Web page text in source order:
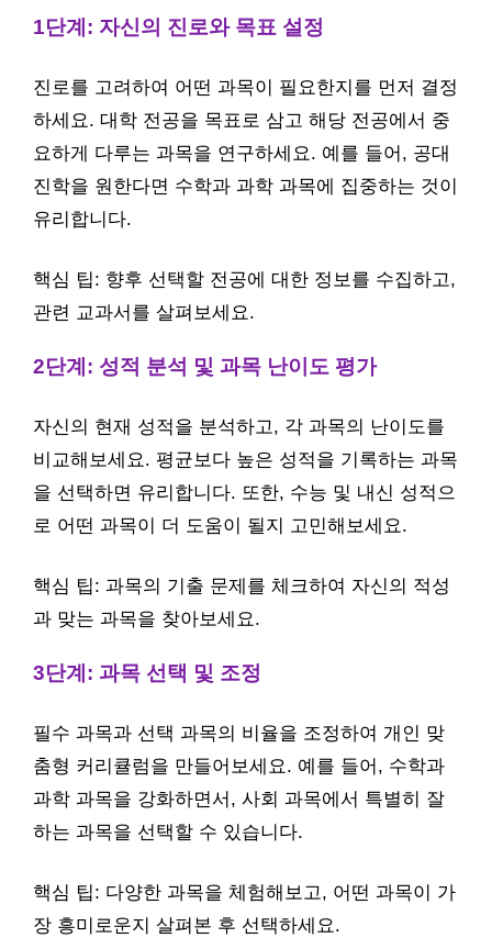
1단계: 자신의 진로와 목표 설정
진로를 고려하여 어떤 과목이 필요한지를 먼저 결정
하세요. 대학 전공을 목표로 삼고 해당 전공에서 중
요하게 다루는 과목을 연구하세요. 예를 들어, 공대
진학을 원한다면 수학과 과학 과목에 집중하는 것이
유리합니다.
핵심 팁: 향후 선택할 전공에 대한 정보를 수집하고,
관련 교과서를 살펴보세요.
2단계: 성적 분석 및 과목 난이도 평가
자신의 현재 성적을 분석하고, 각 과목의 난이도를
비교해보세요. 평균보다 높은 성적을 기록하는 과목
을 선택하면 유리합니다. 또한, 수능 및 내신 성적으
로 어떤 과목이 더 도움이 될지 고민해보세요.
핵심 팁: 과목의 기출 문제를 체크하여 자신의 적성
과 맞는 과목을 찾아보세요.
3단계: 과목 선택 및 조정
필수 과목과 선택 과목의 비율을 조정하여 개인 맞
춤형 커리큘럼을 만들어보세요. 예를 들어, 수학과
과학 과목을 강화하면서, 사회 과목에서 특별히 잘
하는 과목을 선택할 수 있습니다.
핵심 팁: 다양한 과목을 체험해보고, 어떤 과목이 가
장 흥미로운지 살펴본 후 선택하세요.